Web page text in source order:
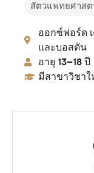
สัตวแพทยศาสต
ออกซ์ฟอร์ด
และบอสตัน
อายุ 13–18 ปี
มีสาขาวิชาใ